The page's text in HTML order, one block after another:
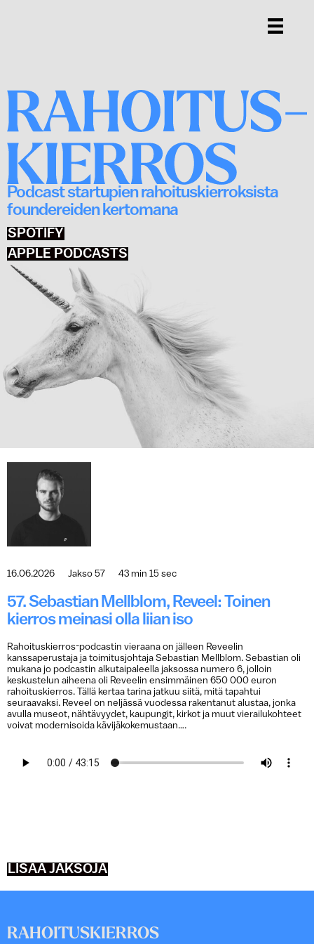
Podcast startupien rahoituskierroksista
foundereiden kertomana
SPOTIFY
APPLE PODCASTS
16.06.2026 Jakso 57 43 min 15 sec
57. Sebastian Mellblom, Reveel: Toinen
kierros meinasi olla liian iso
Rahoituskierros-podcastin vieraana on jälleen Reveelin
kanssaperustaja ja toimitusjohtaja Sebastian Mellblom. Sebastian oli
mukana jo podcastin alkutaipaleella jaksossa numero 6, jolloin
keskustelun aiheena oli Reveelin ensimmäinen 650 000 euron
rahoituskierros. Tällä kertaa tarina jatkuu siitä, mitä tapahtui
seuraavaksi. Reveel on neljässä vuodessa rakentanut alustaa, jonka
avulla museot, nähtävyydet, kaupungit, kirkot ja muut vierailukohteet
voivat modernisoida kävijäkokemustaan….
LISÄÄ JAKSOJA
RAHOITUSKIERROS